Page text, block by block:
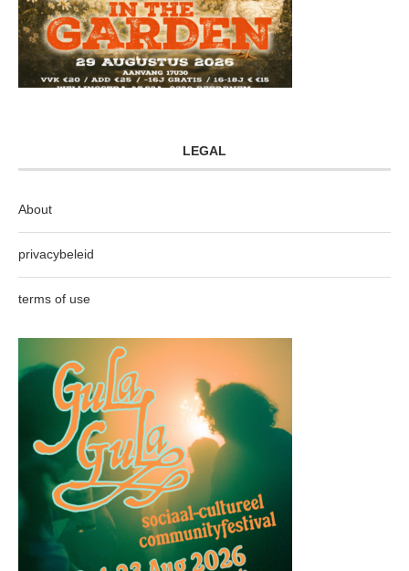
LEGAL
About
privacybeleid
terms of use